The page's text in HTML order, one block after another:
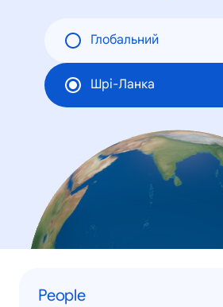
Глобальний
Шрі-Ланка
People